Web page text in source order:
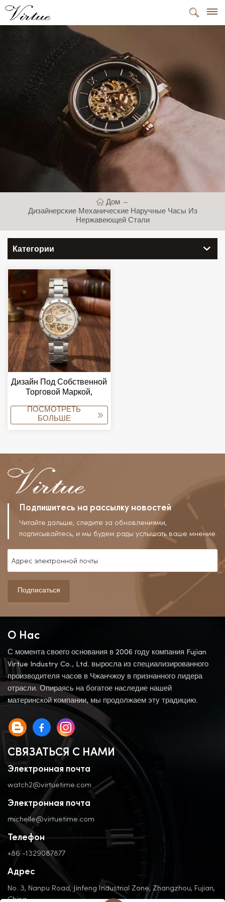
Дом
Дизайнерские Механические Наручные Часы Из
Нержавеющей Стали
Категории
Дизайн Под Собственной
Торговой Маркой,
Логотип, Нержавеющая
Сталь, Высокое
Крышка, Автоматические
Часы, Relojes Hombre
ПОСМОТРЕТЬ
БОЛЬШЕ
Подпишитесь на рассылку новостей
Читайте дальше, следите за обновлениями,
подписывайтесь, и мы будем рады услышать ваше мнение.
Подписаться
О Нас
С момента своего основания в 2006 году компания Fujian
Virtue Industry Co., Ltd. выросла из специализированного
производителя часов в Чжанчжоу в признанного лидера
отрасли. Опираясь на богатое наследие нашей
материнской компании, мы продолжаем эту традицию.
СВЯЗАТЬСЯ С НАМИ
Электронная почта
watch2@virtuetime.com
Электронная почта
michelle@virtuetime.com
Телефон
+86 -1329087877
Адрес
No. 3, Nanpu Road, Jinfeng Industrial Zone, Zhangzhou, Fujian,
China